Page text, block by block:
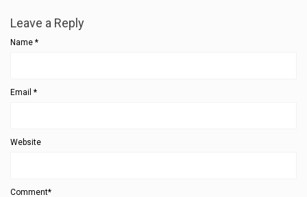
Leave a Reply
Name *
Email *
Website
Comment*